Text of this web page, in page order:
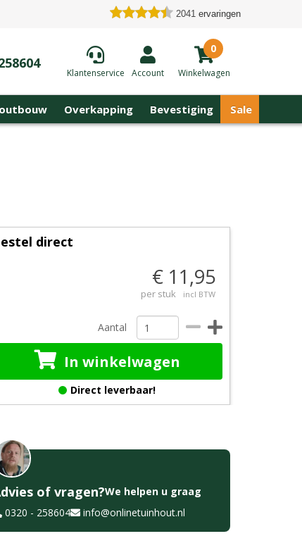
2041 ervaringen
Klantenservice Account
0
Winkelwagen
Overkapping Bevestiging Sale
direct
€ 11,95
per stuk incl BTW
Aantal
In winkelwagen
Direct leverbaar!
of vragen?We helpen u graag
0320 - 258604
info@onlinetuinhout.nl